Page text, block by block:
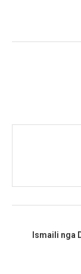
Ismaili nga